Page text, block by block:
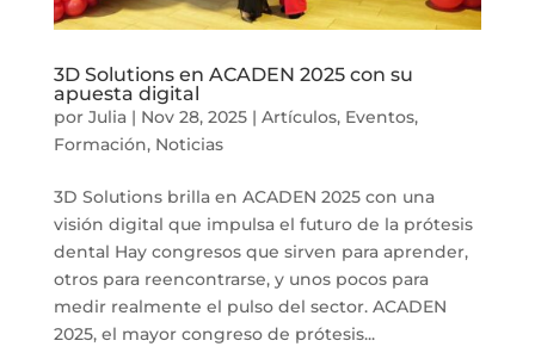
3D Solutions en ACADEN 2025 con su
apuesta digital
por Julia| Nov 28, 2025| Artículos, Eventos,
Formación, Noticias
3D Solutions brilla en ACADEN 2025 con una
visión digital que impulsa el futuro de la prótesis
dental Hay congresos que sirven para aprender,
otros para reencontrarse, y unos pocos para
medir realmente el pulso del sector. ACADEN
2025, el mayor congreso de prótesis...